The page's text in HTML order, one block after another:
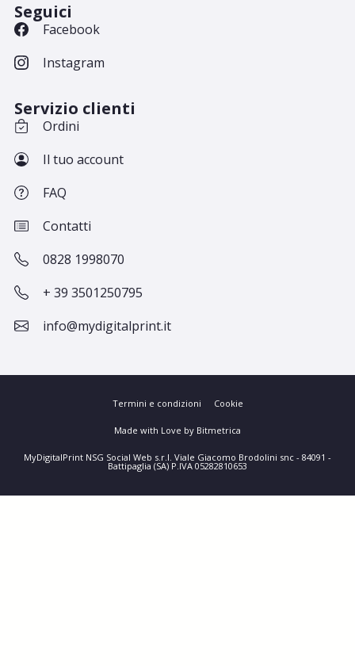
Servizio clienti
Ordini
Il tuo account
FAQ
Contatti
0828 1998070
+ 39 3501250795
info@mydigitalprint.it
Seguici
Facebook
Instagram
Termini e condizioni Cookie
Made with Love by Bitmetrica
MyDigitalPrint NSG Social Web s.r.l. Viale Giacomo Brodolini snc - 84091 -
Battipaglia (SA) P.IVA 05282810653